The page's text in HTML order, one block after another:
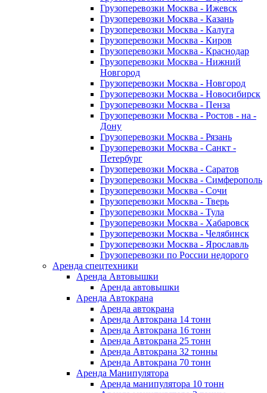
Грузоперевозки Москва - Ижевск
Грузоперевозки Москва - Казань
Грузоперевозки Москва - Калуга
Грузоперевозки Москва - Киров
Грузоперевозки Москва - Краснодар
Грузоперевозки Москва - Нижний
Новгород
Грузоперевозки Москва - Новгород
Грузоперевозки Москва - Новосибирск
Грузоперевозки Москва - Пенза
Грузоперевозки Москва - Ростов - на -
Дону
Грузоперевозки Москва - Рязань
Грузоперевозки Москва - Санкт -
Петербург
Грузоперевозки Москва - Саратов
Грузоперевозки Москва - Симферополь
Грузоперевозки Москва - Сочи
Грузоперевозки Москва - Тверь
Грузоперевозки Москва - Тула
Грузоперевозки Москва - Хабаровск
Грузоперевозки Москва - Челябинск
Грузоперевозки Москва - Ярославль
Грузоперевозки по России недорого
Аренда спецтехники
Аренда Автовышки
Аренда автовышки
Аренда Автокрана
Аренда автокрана
Аренда Автокрана 14 тонн
Аренда Автокрана 16 тонн
Аренда Автокрана 25 тонн
Аренда Автокрана 32 тонны
Аренда Автокрана 70 тонн
Аренда Манипулятора
Аренда манипулятора 10 тонн